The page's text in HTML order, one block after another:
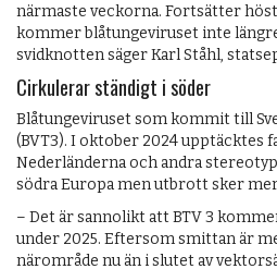
närmaste veckorna. Fortsätter
kommer blåtungeviruset inte
svidknotten säger Karl Ståhl,
Cirkulerar ständigt i söder
Blåtungeviruset som kommit till
(BVT3). I oktober 2024 upptäcktes
Nederländerna och andra
södra Europa men utbrott sker
– Det är sannolikt att BTV 3
under 2025. Eftersom smittan är
närområde nu än i slutet av